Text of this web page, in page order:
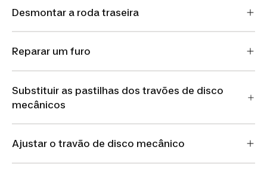
Desmontar a roda traseira
Reparar um furo
Substituir as pastilhas dos travões de disco
mecânicos
Ajustar o travão de disco mecânico